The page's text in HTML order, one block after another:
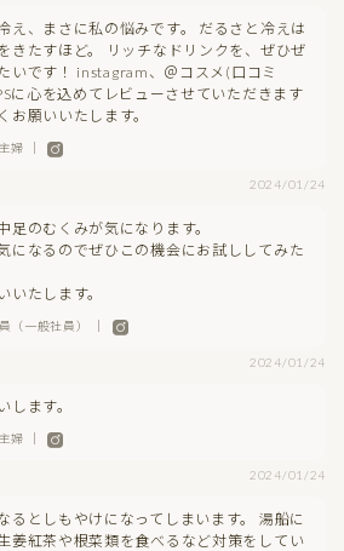
え、まさに私の悩みです。 だるさと冷えは
きたすほど。 リッチなドリンクを、ぜひぜ
いです！ instagram、＠コスメ(口コミ
に心を込めてレビューさせていただきます
お願いいたします。
婦 ｜
2024/01/24
足のむくみが気になります。
になるのでぜひこの機会にお試ししてみた
いたします。
（一般社員） ｜
2024/01/24
します。
婦 ｜
2024/01/24
るとしもやけになってしまいます。 湯船に
姜紅茶や根菜類を食べるなど対策をしてい